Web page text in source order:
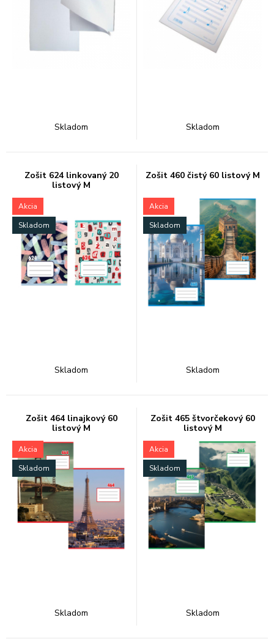
Skladom Skladom
Zošit 624 linkovaný 20
listový M
Akcia
Skladom
Skladom
Zošit 460 čistý 60 listový M
Akcia
Skladom
Skladom
Zošit 464 linajkový 60
listový M
Akcia
Skladom
Skladom
Zošit 465 štvorčekový 60
listový M
Akcia
Skladom
Skladom